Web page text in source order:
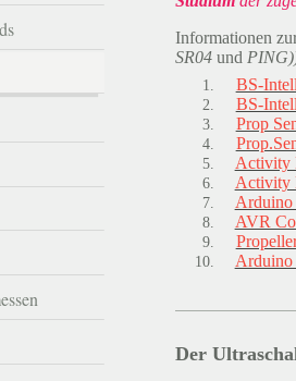
Informationen
SR04und
BS-
BS-
Prop
Activity
Activity
Arduino
AVR
Arduino
Der